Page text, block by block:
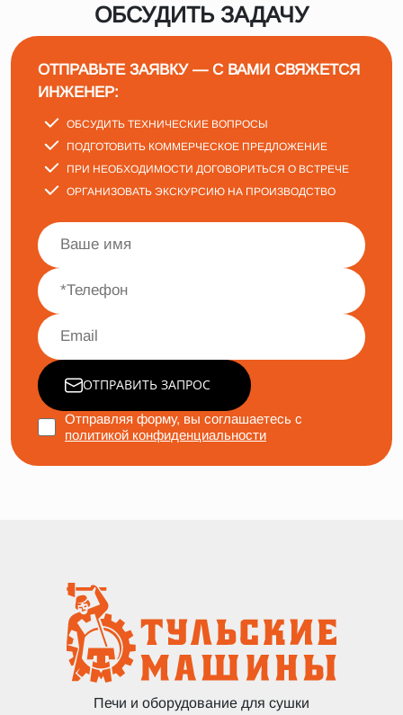
ОБСУДИТЬ ЗАДАЧУ
ОТПРАВЬТЕ ЗАЯВКУ — С ВАМИ СВЯЖЕТСЯ
ИНЖЕНЕР:
ОБСУДИТЬ ТЕХНИЧЕСКИЕ ВОПРОСЫ
ПОДГОТОВИТЬ КОММЕРЧЕСКОЕ ПРЕДЛОЖЕНИЕ
ПРИ НЕОБХОДИМОСТИ ДОГОВОРИТЬСЯ О ВСТРЕЧЕ
ОРГАНИЗОВАТЬ ЭКСКУРСИЮ НА ПРОИЗВОДСТВО
ОТПРАВИТЬ ЗАПРОС
Отправляя форму, вы соглашаетесь с
политикой конфиденциальности
Печи и оборудование для сушки